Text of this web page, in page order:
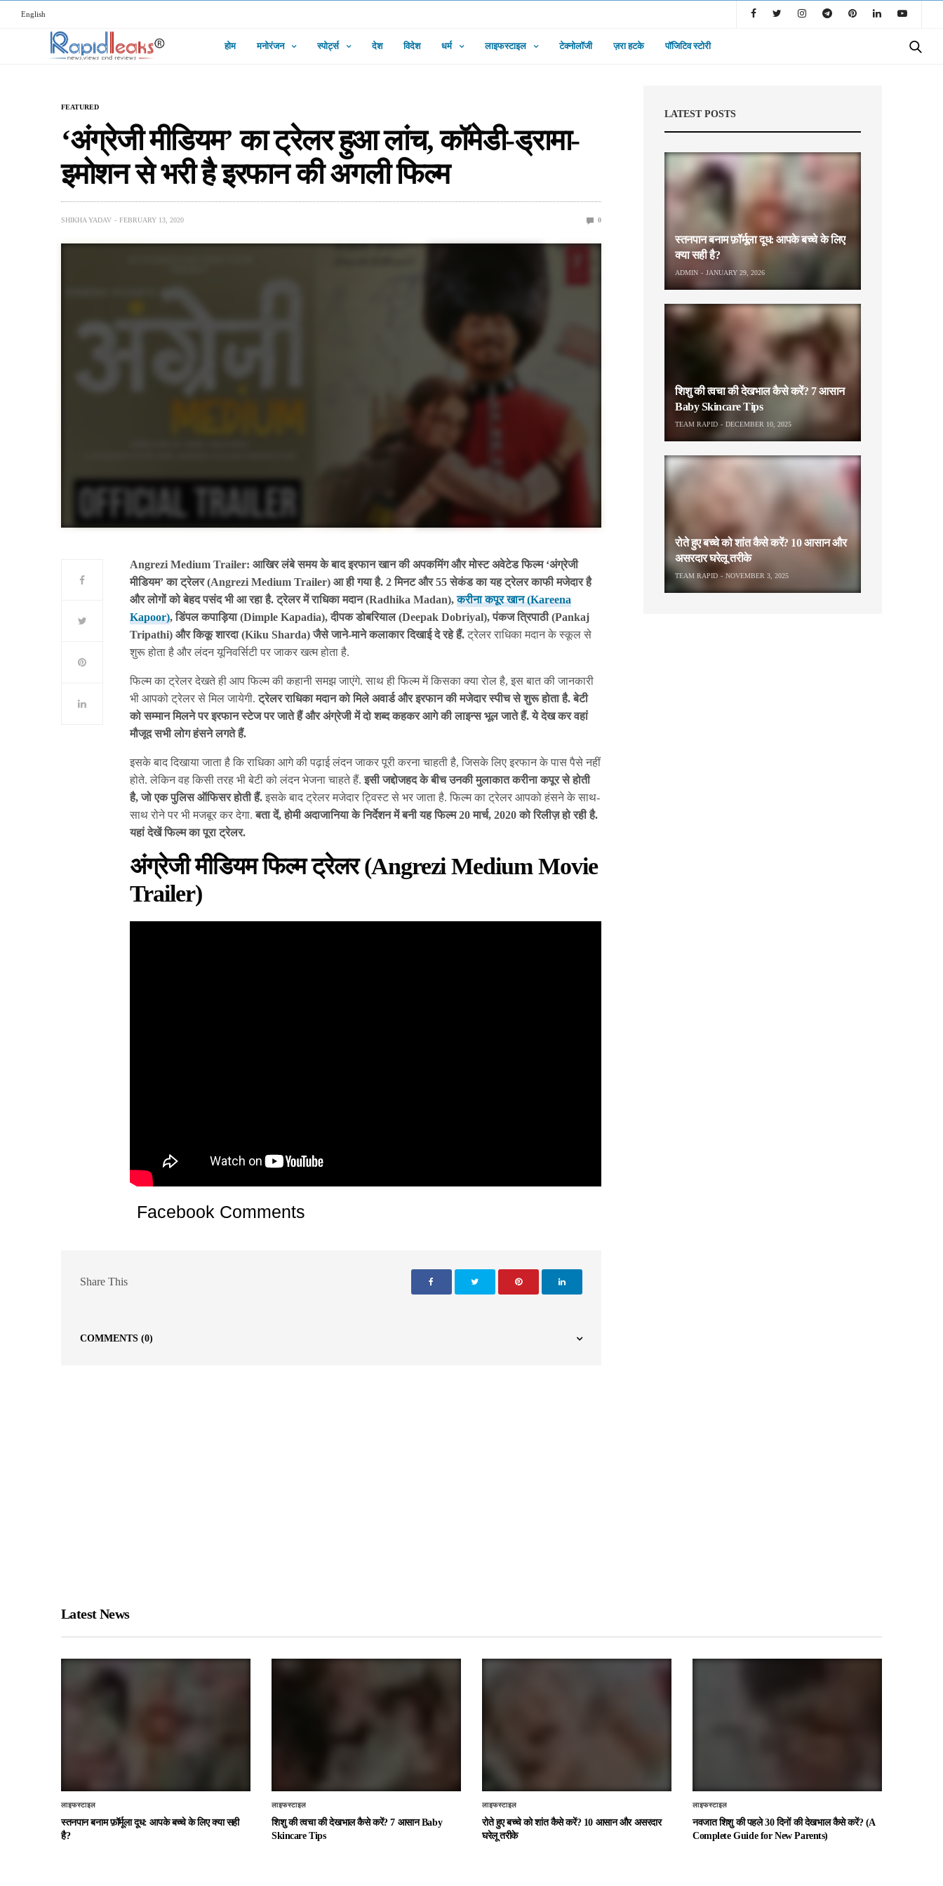
English
होम मनोरंजन स्पोर्ट्स देश विदेश धर्म लाइफस्टाइल टेक्नोलॉजी ज़रा हटके पॉजिटिव स्टोरी
FEATURED
‘अंग्रेजी मीडियम’ का ट्रेलर हुआ लांच, कॉमेडी-ड्रामा-
इमोशन से भरी है इरफान की अगली फिल्म
SHIKHA YADAV FEBRUARY 13, 2020 0
Angrezi Medium Trailer: आखिर लंबे समय के बाद इरफान खान की अपकमिंग और मोस्ट अवेटेड फिल्म ‘अंग्रेजी
मीडियम’ का ट्रेलर (Angrezi Medium Trailer) आ ही गया है. 2 मिनट और 55 सेकंड का यह ट्रेलर काफी मजेदार है
और लोगों को बेहद पसंद भी आ रहा है. ट्रेलर में राधिका मदान (Radhika Madan),करीना कपूर खान (Kareena
Kapoor), डिंपल कपाड़िया (Dimple Kapadia), दीपक डोबरियाल (Deepak Dobriyal), पंकज त्रिपाठी (Pankaj
Tripathi) और किकू शारदा (Kiku Sharda) जैसे जाने-माने कलाकार दिखाई दे रहे हैं.ट्रेलर राधिका मदान के स्कूल से
शुरू होता है और लंदन यूनिवर्सिटी पर जाकर खत्म होता है.
फिल्म का ट्रेलर देखते ही आप फिल्म की कहानी समझ जाएंगे. साथ ही फिल्म में किसका क्या रोल है, इस बात की जानकारी
भी आपको ट्रेलर से मिल जायेगी. ट्रेलर राधिका मदान को मिले अवार्ड और इरफान की मजेदार स्पीच से शुरू होता है. बेटी
को सम्मान मिलने पर इरफान स्टेज पर जाते हैं और अंग्रेजी में दो शब्द कहकर आगे की लाइन्स भूल जाते हैं. ये देख कर वहां
मौजूद सभी लोग हंसने लगते हैं.
इसके बाद दिखाया जाता है कि राधिका आगे की पढ़ाई लंदन जाकर पूरी करना चाहती है, जिसके लिए इरफान के पास पैसे नहीं
होते. लेकिन वह किसी तरह भी बेटी को लंदन भेजना चाहते हैं.इसी जद्दोजहद के बीच उनकी मुलाकात करीना कपूर से होती
है, जो एक पुलिस ऑफिसर होती हैं. इसके बाद ट्रेलर मजेदार ट्विस्ट से भर जाता है. फिल्म का ट्रेलर आपको हंसने के साथ-
साथ रोने पर भी मजबूर कर देगा. बता दें, होमी अदाजानिया के निर्देशन में बनी यह फिल्म 20 मार्च, 2020 को रिलीज़ हो रही है.
यहां देखें फिल्म का पूरा ट्रेलर.
अंग्रेजी मीडियम फिल्म ट्रेलर (Angrezi Medium Movie
Trailer)
Facebook Comments
Share This
COMMENTS (0)
LATEST POSTS
स्तनपान बनाम फ़ॉर्मूला दूध: आपके बच्चे के लिए
क्या सही है?
ADMIN JANUARY 29, 2026
शिशु की त्वचा की देखभाल कैसे करें? 7 आसान
Baby Skincare Tips
TEAM RAPID DECEMBER 10, 2025
रोते हुए बच्चे को शांत कैसे करें? 10 आसान और
असरदार घरेलू तरीके
TEAM RAPID NOVEMBER 3, 2025
Latest News
लाइफस्टाइल
स्तनपान बनाम फ़ॉर्मूला दूध: आपके बच्चे के लिए क्या सही
है?
लाइफस्टाइल
शिशु की त्वचा की देखभाल कैसे करें? 7 आसान Baby
Skincare Tips
लाइफस्टाइल
रोते हुए बच्चे को शांत कैसे करें? 10 आसान और असरदार
घरेलू तरीके
लाइफस्टाइल
नवजात शिशु की पहले 30 दिनों की देखभाल कैसे करें? (A
Complete Guide for New Parents)